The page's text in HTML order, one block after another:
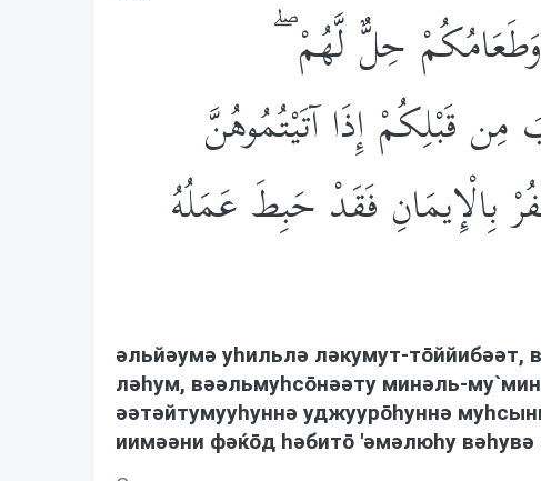
وَطَعَامُكُمْ حِلٌّ لَّهُمْ
قَبْلِكُمْ إِذَا آتَيْتُمُوهُنَّ
فَقَدْ حَبِطَ عَمَلُهُ
əльйəумə уhильлə лəкумут-тōййибəəт,
лəhум, вəəльмуhсōнəəту минəль-
əəтəйтумууhуннə уджуурōhуннə
иимəəни фəќōд həбитō 'əмəлюhу